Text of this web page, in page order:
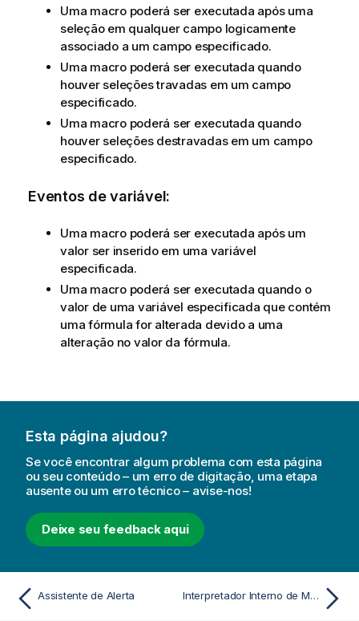
Uma macro poderá ser executada após uma
seleção em qualquer campo logicamente
associado a um campo especificado.
Uma macro poderá ser executada quando
houver seleções travadas em um campo
especificado.
Uma macro poderá ser executada quando
houver seleções destravadas em um campo
especificado.
Eventos de variável:
Uma macro poderá ser executada após um
valor ser inserido em uma variável
especificada.
Uma macro poderá ser executada quando o
valor de uma variável especificada que contém
uma fórmula for alterada devido a uma
alteração no valor da fórmula.
Esta página ajudou?
Se você encontrar algum problema com esta página
ou seu conteúdo – um erro de digitação, uma etapa
ausente ou um erro técnico – avise-nos!
Deixe seu feedback aqui
Assistente de Alerta Interpretador Interno de Macro